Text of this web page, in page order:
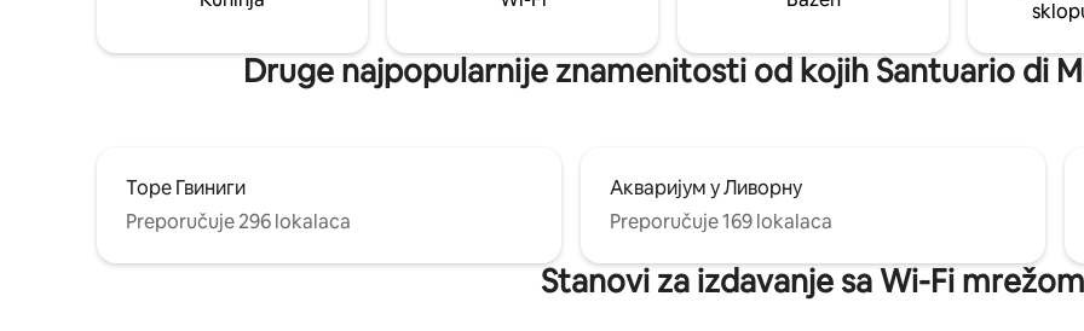
Druge najpopularnije znamenitosti od kojih Santuario di
Торе Гвиниги
Preporučuje 296 lokalaca
Акваријум у Ливорну
Preporučuje 169 lokalaca
Stanovi za izdavanje sa Wi-Fi mrežom